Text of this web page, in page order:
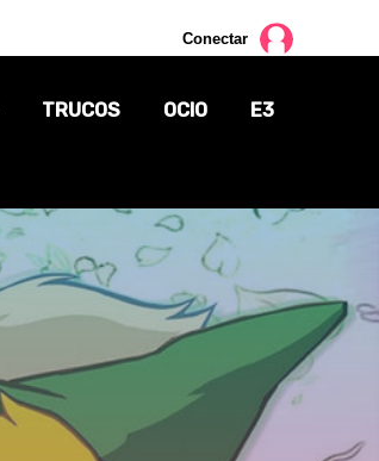
Conectar
TRUCOS OCIO
TV
CÓMICS
MANGA
E3